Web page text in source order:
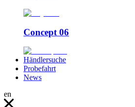
Concept 06
Händlersuche
Probefahrt
News
en